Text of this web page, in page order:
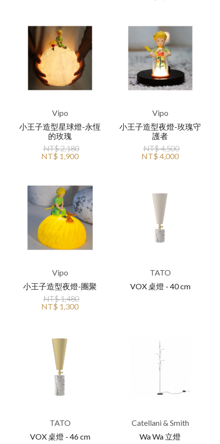
Vipo
小王子造型星球燈-永恆
的玫瑰
NT$ 2,180
NT$ 1,900
Vipo
小王子造型夜燈-玫瑰守
護者
NT$ 4,500
NT$ 4,000
Vipo
小王子造型夜燈-團聚
NT$ 1,480
NT$ 1,300
TATO
VOX 桌燈 - 40 cm
TATO
VOX 桌燈 - 46 cm
Catellani & Smith
Wa Wa 立燈